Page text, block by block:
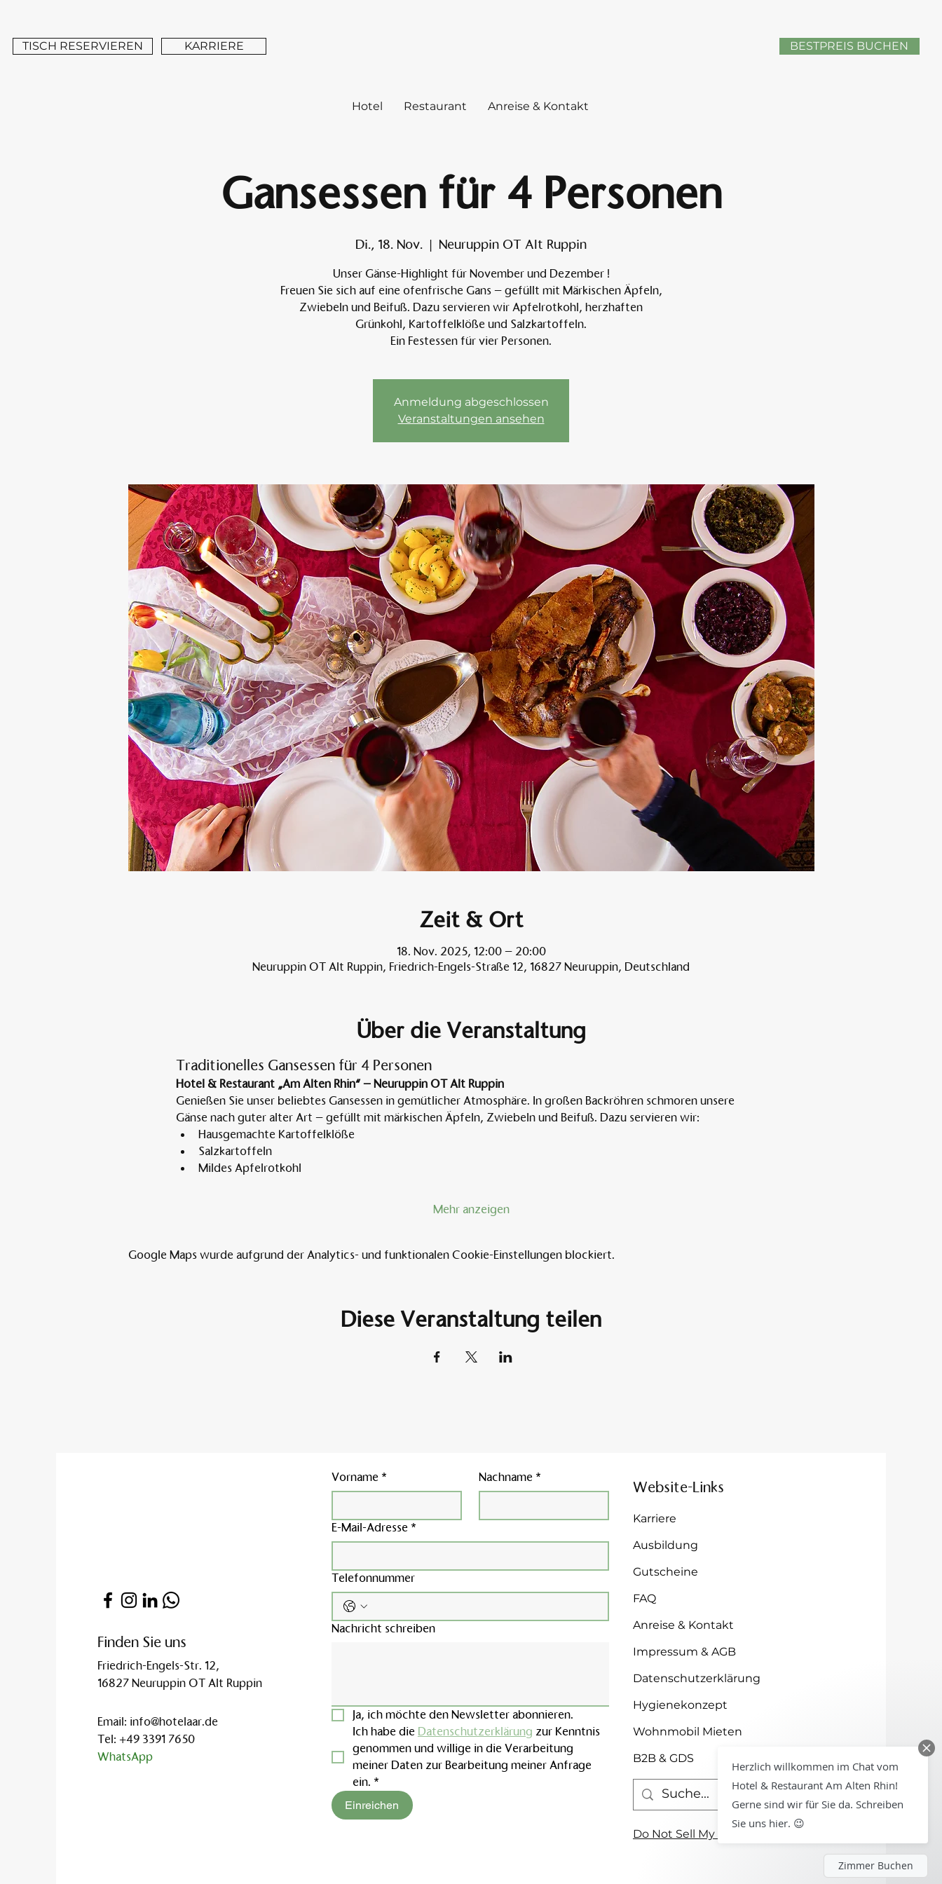
TISCH RESERVIEREN KARRIERE
Am Alten
BESTPREIS BUCHEN
Hotel Restaurant Anreise & Kontakt
Gansessen für 4 Personen
Di., 18. Nov.
  |
Neuruppin OT Alt Ruppin
Unser Gänse-Highlight für November und Dezember !
Freuen Sie sich auf eine ofenfrische Gans – gefüllt mit Märkischen Äpfeln,
Zwiebeln und Beifuß. Dazu servieren wir Apfelrotkohl, herzhaften
Grünkohl, Kartoffelklöße und Salzkartoffeln.
Ein Festessen für vier Personen.
Anmeldung abgeschlossen
Veranstaltungen ansehen
Zeit & Ort
18. Nov. 2025, 12:00 – 20:00
Neuruppin OT Alt Ruppin, Friedrich-Engels-Straße 12, 16827 Neuruppin, Deutschland
Über die Veranstaltung
Traditionelles Gansessen für 4 Personen
Hotel & Restaurant „Am Alten Rhin“ – Neuruppin OT Alt Ruppin
Genießen Sie unser beliebtes Gansessen in gemütlicher Atmosphäre. In großen Backröhren schmoren unsere
Gänse nach guter alter Art – gefüllt mit märkischen Äpfeln, Zwiebeln und Beifuß. Dazu servieren wir:
Hausgemachte Kartoffelklöße
Salzkartoffeln
Mildes Apfelrotkohl
Mehr anzeigen
Google Maps wurde aufgrund der Analytics- und funktionalen Cookie-Einstellungen blockiert.
Diese Veranstaltung teilen
Finden Sie uns
Friedrich-Engels-Str. 12,
16827 Neuruppin OT Alt Ruppin
Email: info@hotelaar.de
Tel: +49 3391 7650
WhatsApp
Vorname * Nachname *
E-Mail-Adresse *
Telefonnummer
Nachricht schreiben
Ja, ich möchte den Newsletter abonnieren.
Ich habe die Datenschutzerklärung zur Kenntnis
genommen und willige in die Verarbeitung
meiner Daten zur Bearbeitung meiner Anfrage
ein. *
Einreichen
Website-Links
Karriere
Ausbildung
Gutscheine
FAQ
Anreise & Kontakt
Impressum & AGB
Datenschutzerklärung
Hygienekonzept
Wohnmobil Mieten
B2B & GDS
Do Not Sell My Personal Information
Herzlich willkommen im Chat vom
Hotel & Restaurant Am Alten Rhin!
Gerne sind wir für Sie da. Schreiben
Sie uns hier. 😉
Zimmer Buchen